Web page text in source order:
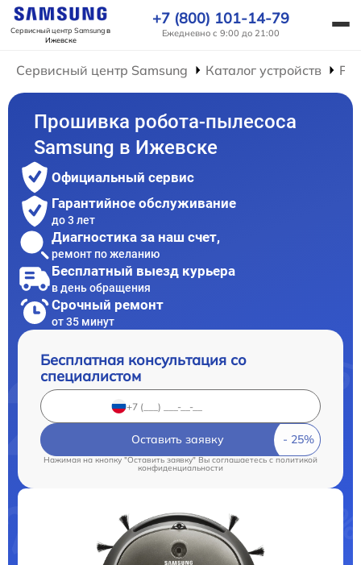
Сервисный центр Samsungв
Ижевске
+7 (800) 101-14-79
Ежедневно с 9:00 до 21:00
Сервисный центр Samsung Каталог устройств
Прошивка робота-пылесоса
Samsung в Ижевске
Официальный сервис
Гарантийное обслуживание
до 3 лет
Диагностика за наш счет,
ремонт по желанию
Бесплатный выезд курьера
в день обращения
Срочный ремонт
от 35 минут
Бесплатная консультация со
специалистом
Оставить заявку
Нажимая на кнопку "Оставить заявку" Вы соглашаетесь c политикой
конфиденциальности